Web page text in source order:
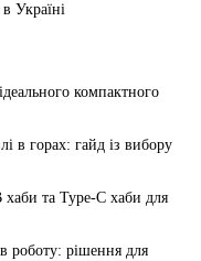
Україні
компактного
в горах: гайд із вибору
хаби та Type-C хаби для
роботу: рішення для